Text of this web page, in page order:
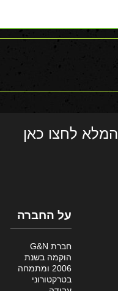
לחצו כאן
על החברה
חברת G&N
הוקמה בשנת
2006 ומתמחה
בטרקטורוני